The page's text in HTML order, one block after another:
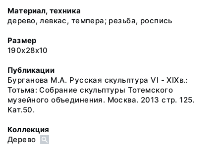
Материал, техника
дерево, левкас, темпера; резьба, роспись
Размер
190х28х10
Публикации
Бурганова М.А. Русская скульптура VI - XIXв.:
Тотьма: Собрание скульптуры Тотемского
музейного объединения. Москва. 2013 стр. 125.
Кат.50.
Коллекция
Дерево